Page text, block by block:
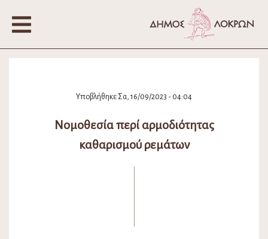
Υποβλήθηκε Σα, 16/09/2023 - 04:04
Νομοθεσία περί αρμοδιότητας
καθαρισμού ρεμάτων